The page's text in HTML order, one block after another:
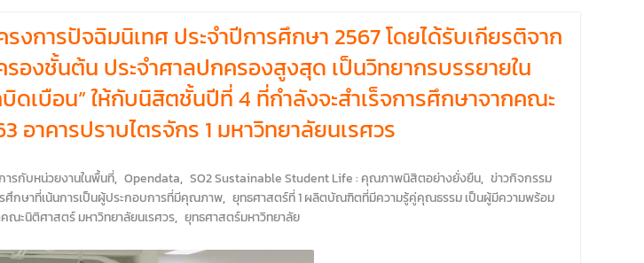
การปัจฉิมนิเทศ ประจำปีการศึกษา 2567 โดยได้รับเกียรติจาก
องชั้นต้น ประจำศาลปกครองสูงสุด เป็นวิทยากรบรรยายใน
เบือน” ให้กับนิสิตชั้นปีที่ 4 ที่กำลังจะสำเร็จการศึกษาจากคณะ
าคารปราบไตรจักร 1 มหาวิทยาลัยนเรศวร
รกับหน่วยงานในพื้นที่, Opendata, SO2 Sustainable Student Life : คุณภาพนิสิตอย่างยั่งยืน, ข่าวกิจกรรม
กษาที่เน้นการเป็นผู้ประกอบการที่มีคุณภาพ, ยุทธศาสตร์ที่ 1 ผลิตบัณฑิตที่มีความรู้คู่คุณธรรม เป็นผู้มีความพร้อม
นิติศาสตร์ มหาวิทยาลัยนเรศวร, ยุทธศาสตร์มหาวิทยาลัย